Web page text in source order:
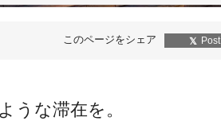
このページをシェア Post
うな滞在を。